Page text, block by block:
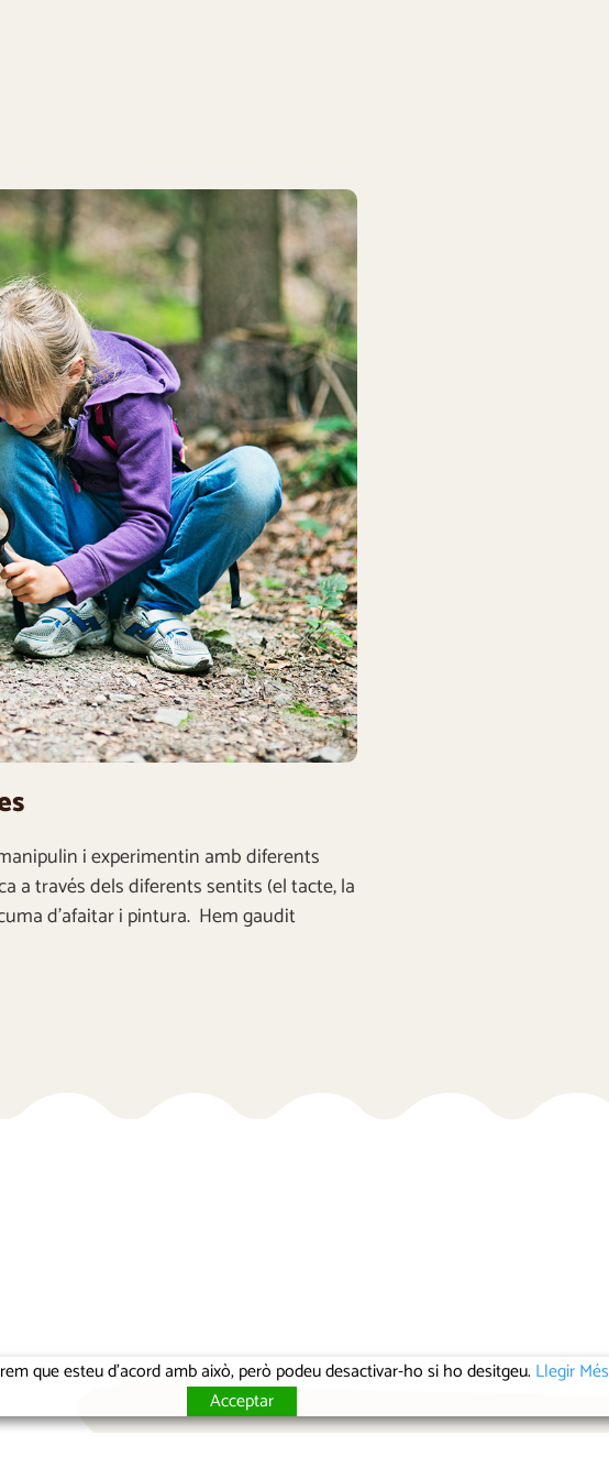
i experimentin amb diferents
a través dels diferents sentits (el tacte, la
d’afaitar i pintura. Hem gaudit
que esteu d'acord amb això, però podeu desactivar-ho si ho desitgeu. Llegir Més
Acceptar